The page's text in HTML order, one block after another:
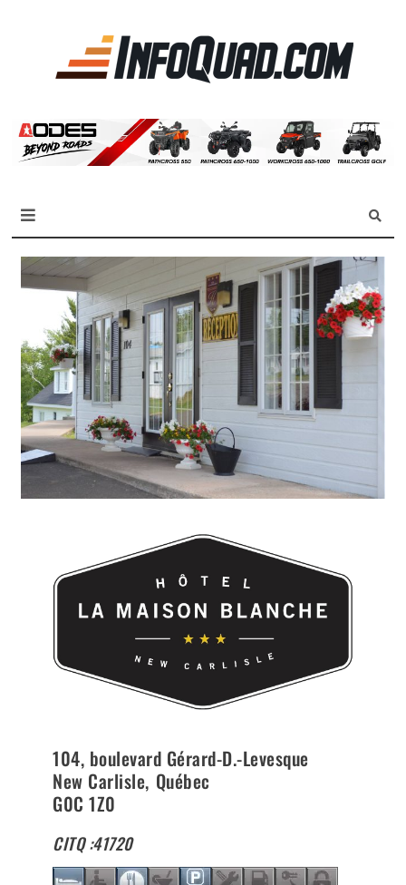
Magazine InfoQuad.com
104, boulevard Gérard-D.-Levesque
New Carlisle, Québec
G0C 1Z0
CITQ :41720